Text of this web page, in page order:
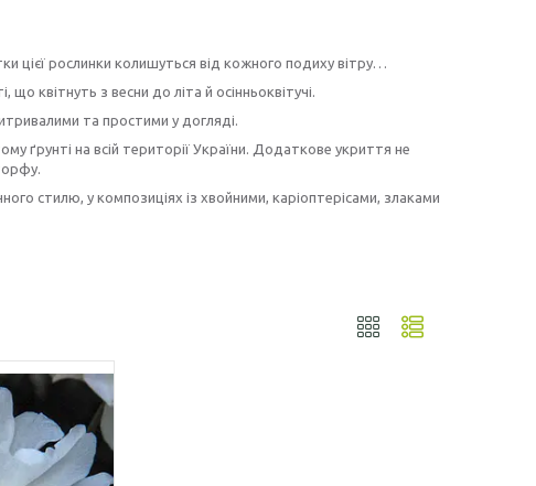
цієї рослинки колишуться від кожного подиху вітру…
що квітнуть з весни до літа й осінньоквітучі.
та простими у догляді.
ґрунті на всій території України. Додаткове укриття не
стилю, у композиціях із хвойними, каріоптерісами, злаками